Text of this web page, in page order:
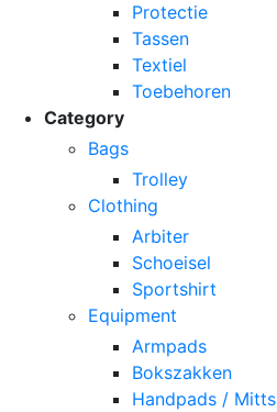
Protectie
Tassen
Textiel
Toebehoren
Category
Bags
Trolley
Clothing
Arbiter
Schoeisel
Sportshirt
Equipment
Armpads
Bokszakken
Handpads / Mitts